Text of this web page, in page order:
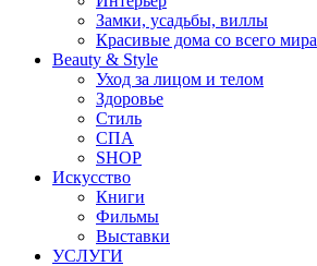
Замки, усадьбы, виллы
Красивые дома со всего мира
Beauty & Style
Уход за лицом и телом
Здоровье
Стиль
СПА
SHOP
Искусство
Книги
Фильмы
Выставки
УСЛУГИ